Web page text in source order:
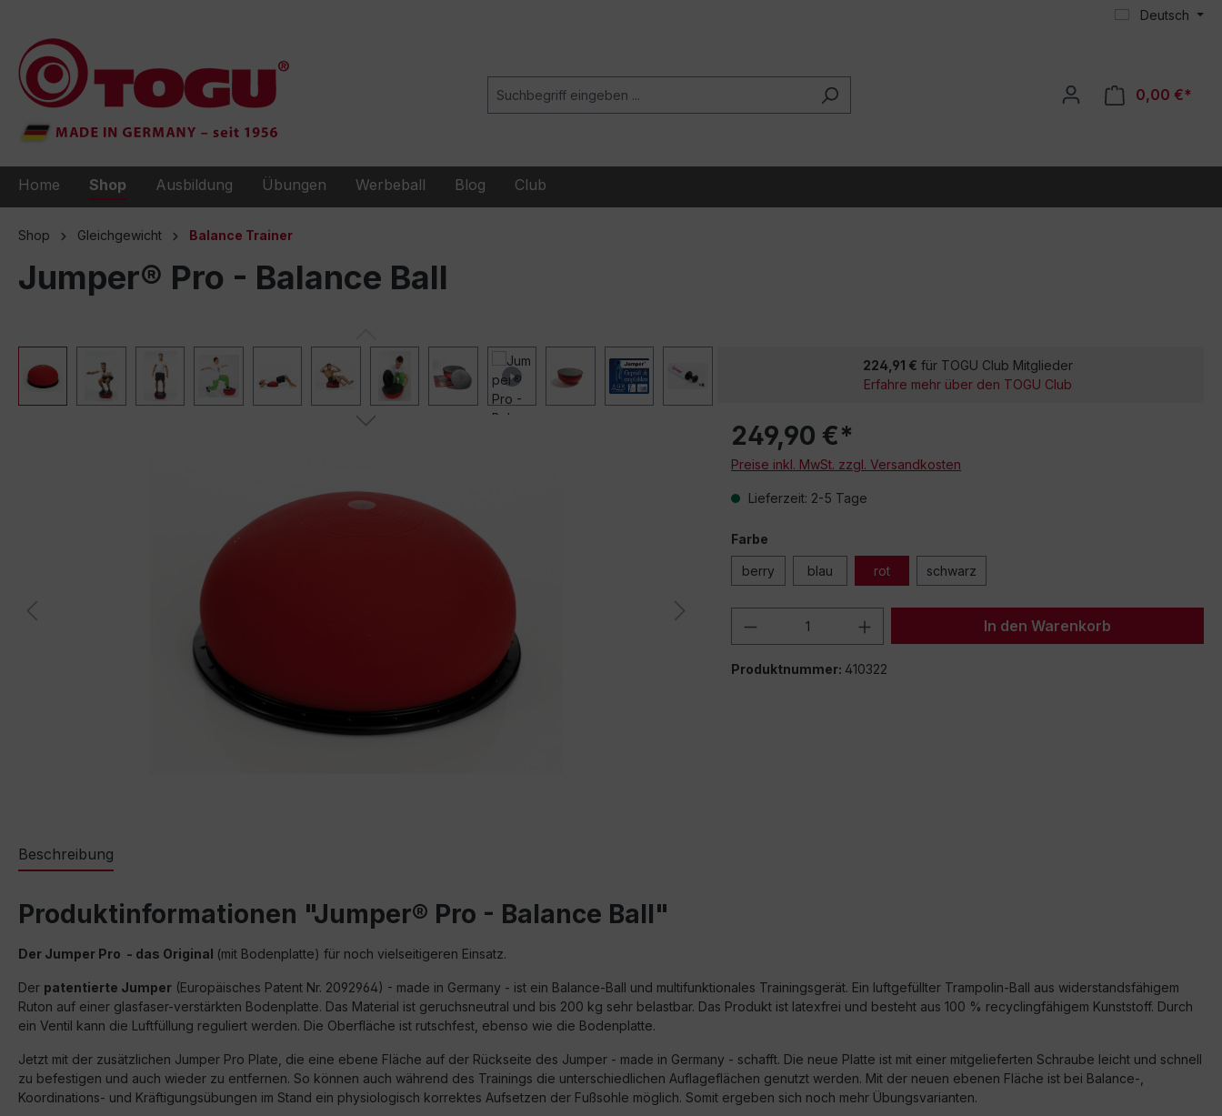
Deutsch
0,00 €*
Home Shop Ausbildung Übungen Werbeball Blog Club
Shop Gleichgewicht Balance Trainer
Jumper® Pro - Balance Ball
224,91 € für TOGU Club Mitglieder
Erfahre mehr über den TOGU Club
249,90 €*
Preise inkl. MwSt. zzgl. Versandkosten
Lieferzeit: 2-5 Tage
Farbe
berry blau rot schwarz
Produkt Anzahl: Gib den gewünschten Wert
In den Warenkorb
Produktnummer: 410322
Beschreibung
Produktinformationen "Jumper® Pro - Balance Ball"
Der Jumper Pro - das Original (mit Bodenplatte) für noch vielseitigeren Einsatz.
Der patentierte Jumper (Europäisches Patent Nr. 2092964) - made in Germany - ist ein Balance-Ball und multifunktionales Trainingsgerät. Ein luftgefüllter Trampolin-Ball aus widerstandsfähigem
Ruton auf einer glasfaser-verstärkten Bodenplatte. Das Material ist geruchsneutral und bis 200 kg sehr belastbar. Das Produkt ist latexfrei und besteht aus 100 % recyclingfähigem Kunststoff. Durch
ein Ventil kann die Luftfüllung reguliert werden. Die Oberfläche ist rutschfest, ebenso wie die Bodenplatte.
Jetzt mit der zusätzlichen Jumper Pro Plate, die eine ebene Fläche auf der Rückseite des Jumper - made in Germany - schafft. Die neue Platte ist mit einer mitgelieferten Schraube leicht und schnell
zu befestigen und auch wieder zu entfernen. So können auch während des Trainings die unterschiedlichen Auflageflächen genutzt werden. Mit der neuen ebenen Fläche ist bei Balance-,
Koordinations- und Kräftigungsübungen im Stand ein physiologisch korrektes Aufsetzen der Fußsohle möglich. Somit ergeben sich noch mehr Übungsvarianten.